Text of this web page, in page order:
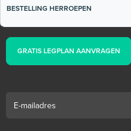
BESTELLING HERROEPEN
GRATIS LEGPLAN AANVRAGEN